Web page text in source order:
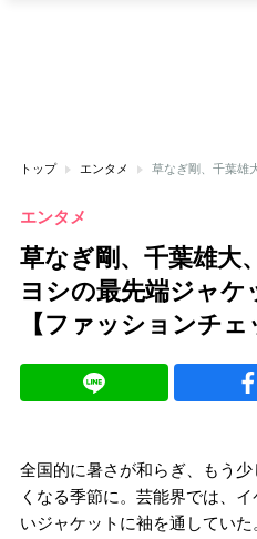
トップ エンタメ
エンタメ
草なぎ剛、千葉雄大
ヨシの最先端ジャ
【ファッションチェ
全国的に暑さが和らぎ、もう
くなる季節に。芸能界では、
いジャケットに袖を通してい